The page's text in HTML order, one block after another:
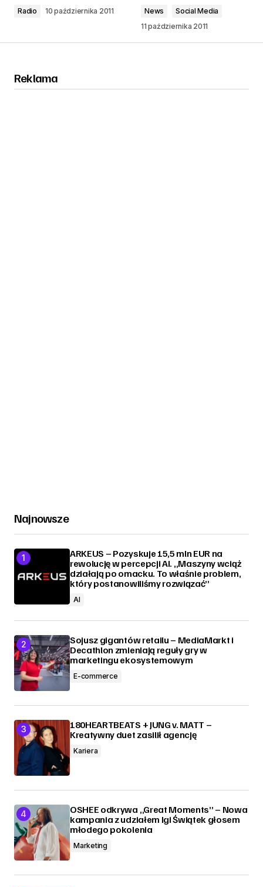
Radio 10 października 2011 News
Social Media
11 października 2011
Reklama
Najnowsze
ARKEUS – Pozyskuje 15,5 mln EUR na
rewolucję w percepcji AI. „Maszyny wciąż
działają po omacku. To właśnie problem,
który postanowiliśmy rozwiązać”
AI
Sojusz gigantów retailu – MediaMarkt i
Decathlon zmieniają reguły gry w
marketingu ekosystemowym
E-commerce
180HEARTBEATS + JUNG v. MATT –
Kreatywny duet zasilił agencję
Kariera
OSHEE odkrywa „Great Moments” – Nowa
kampania z udziałem Igi Świątek głosem
młodego pokolenia
Marketing